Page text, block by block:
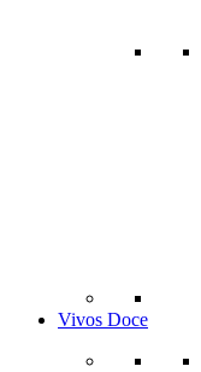
Vivos Doce